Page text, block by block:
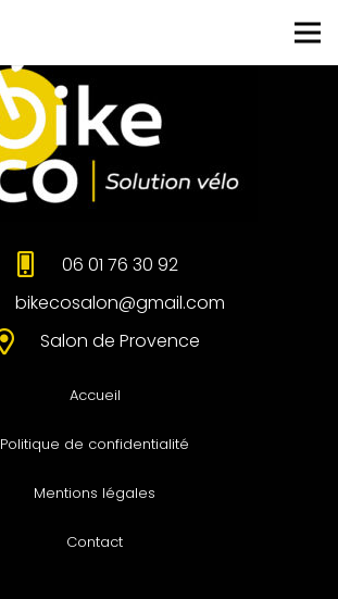
06 01 76 30 92
bikecosalon@gmail.com
Salon de Provence
Accueil
Politique de confidentialité
Mentions légales
Contact